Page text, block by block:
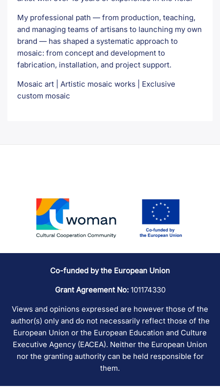
My professional path — from production, teaching,
and managing teams of artisans to launching my own
brand — has shaped a systematic approach to
mosaic: from concept and development to
fabrication, installation, and project support.
Mosaic art | Artistic mosaic works | Exclusive
custom mosaic
Co-funded by the European Union
Grant Agreement No:101174330
Views and opinions expressed are however those of the
author(s) only and do not necessarily reflect those of the
European Union or the European Education and Culture
Executive Agency (EACEA). Neither the European Union
nor the granting authority can be held responsible for
them.